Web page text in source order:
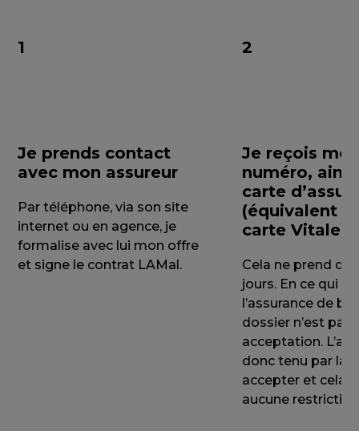
1
Je prends contact
avec mon assureur
Par téléphone, via son site
internet ou en agence, je
formalise avec lui mon offre
et signe le contrat LAMal.
2
Je reçois
numéro,
carte
(équivalent
carte Vitale).
Cela ne prend
jours. En ce qui
l’assurance de
dossier n’est pas
acceptation.
donc tenu par la
accepter et cela,
aucune